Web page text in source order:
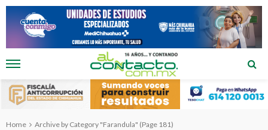
Home Archive by Category "Farandula" (Page 181)